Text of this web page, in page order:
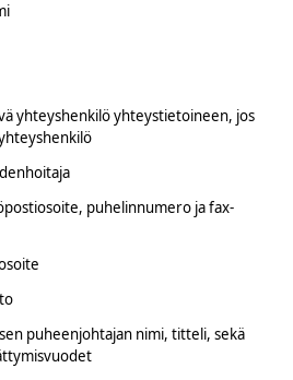
yhteyshenkilö yhteystietoineen, jos
puhelinnumero ja fax-
puheenjohtajan nimi, titteli, sekä